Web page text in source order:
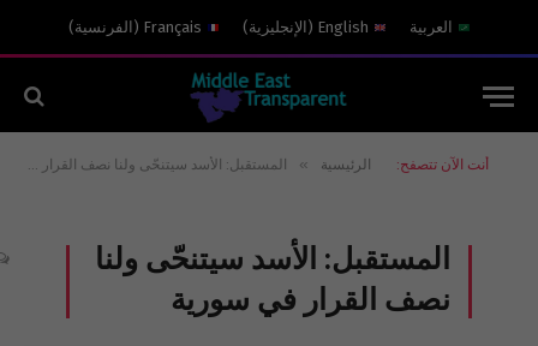
العربية English
( الإنجليزية)
Français
( الفرنسية)
أنت الآن تتصفح: الرئيسية » المستقبل: الأسد سيتنحّى ولنا نصف القرار في سورية
المستقبل: الأسد سيتنحّى ولنا
نصف القرار في سورية